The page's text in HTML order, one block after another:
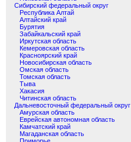
Сибирский федеральный округ
Республика Алтай
Алтайский край
Бурятия
Забайкальский край
Иркутская область
Кемеровская область
Красноярский край
Новосибирская область
Омская область
Томская область
Тыва
Хакасия
Читинская область
Дальневосточный федеральный округ
Амурская область
Еврейская автономная область
Камчатский край
Магаданская область